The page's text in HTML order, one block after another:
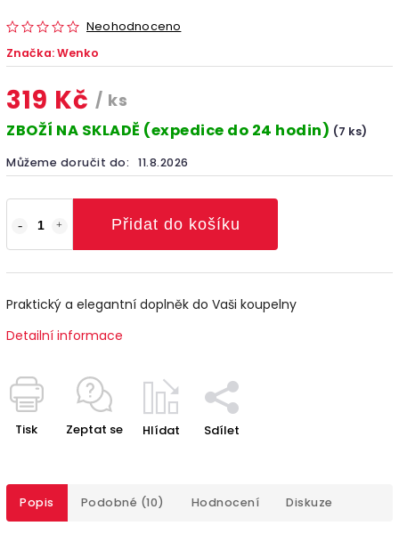
Neohodnoceno
Značka:Wenko
319 Kč / ks
ZBOŽÍ NA SKLADĚ (expedice do 24 hodin) (7 ks)
Můžeme doručit do: 11.8.2026
Přidat do košíku
Praktický a elegantní doplněk do Vaši koupelny
Detailní informace
Tisk Zeptat se Hlídat Sdílet
Popis Podobné (10) Hodnocení Diskuze